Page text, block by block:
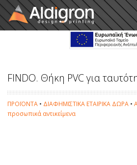
FINDO. Θήκη PVC για
ΠΡΟΪΟΝΤΑ • ΔΙΑΦΗΜΙΣΤΙΚΑ ΕΤΑΙΡΙΚΑ ΔΩΡΑ •
προσωπικά αντικείμενα